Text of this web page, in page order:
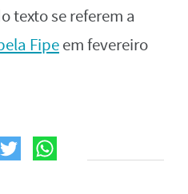
texto se referem a
Fipeem fevereiro